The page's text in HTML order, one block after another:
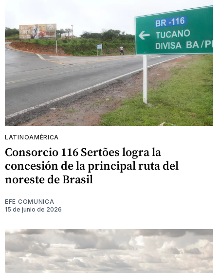
LATINOAMÉRICA
Consorcio 116 Sertões logra la
concesión de la principal ruta del
noreste de Brasil
EFE COMUNICA
15 de junio de 2026